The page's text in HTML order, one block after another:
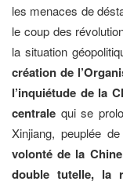
les menaces de
le coup des
la situation
création de
l’inquiétude de la
centrale qui se
Xinjiang, peuplée
volonté de la
double tutelle, la